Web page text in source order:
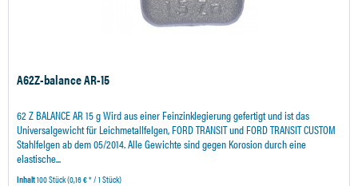
A62Z-balance AR-15
62 Z BALANCE AR 15 g Wird aus einer Feinzinklegierung gefertigt und ist das
Universalgewicht für Leichmetallfelgen, FORD TRANSIT und FORD TRANSIT CUSTOM
Stahlfelgen ab dem 05/2014. Alle Gewichte sind gegen Korosion durch eine
elastische...
Inhalt100 Stück(0,16 € * / 1 Stück)